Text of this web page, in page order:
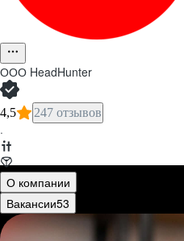
ООО HeadHunter
4,5 247 отзывов
·
О компании
Вакансии53